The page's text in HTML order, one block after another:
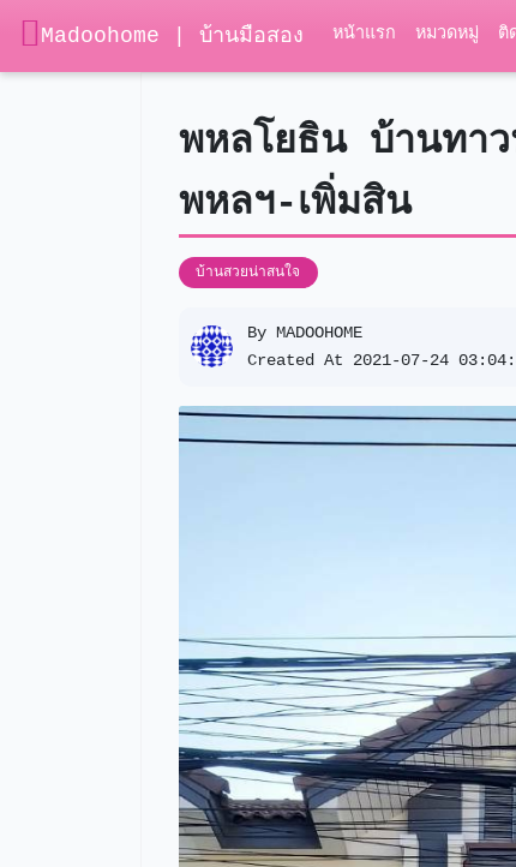
Madoohome | บ้านมือสอง หน้าแรก หมวดหมู่ ติ
พหลโยธิน บ้านทาว
พหลฯ-เพิ่มสิน
บ้านสวยน่าสนใจ
By MADOOHOME
Created At 2021-07-24